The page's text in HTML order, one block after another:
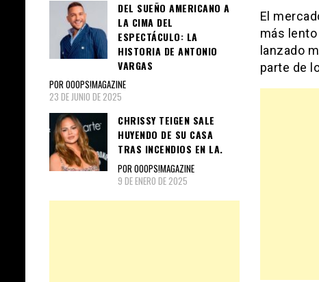
El
más
lanzado
parte de
DEL SUEÑO AMERICANO A
LA CIMA DEL
ESPECTÁCULO: LA
HISTORIA DE ANTONIO
VARGAS
POR OOOPS!MAGAZINE
23 DE JUNIO DE 2025
CHRISSY TEIGEN SALE
HUYENDO DE SU CASA
TRAS INCENDIOS EN LA.
POR OOOPS!MAGAZINE
9 DE ENERO DE 2025